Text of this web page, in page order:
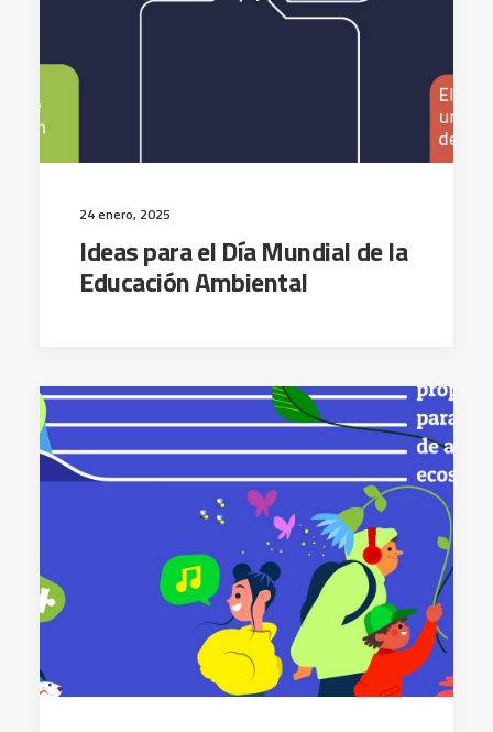
24 enero, 2025
Ideas para el Día Mundial de la
Educación Ambiental